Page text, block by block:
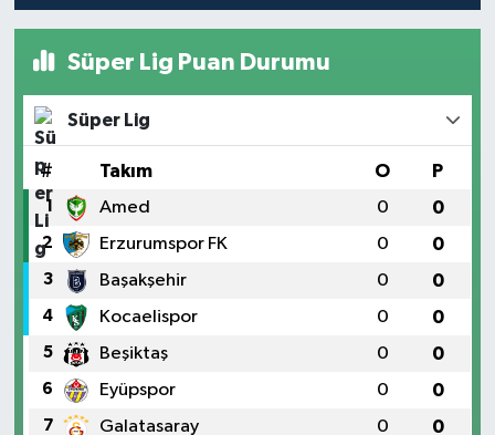
Süper Lig Puan Durumu
Süper Lig
# Takım O P
1 Amed 0 0
2 Erzurumspor FK 0 0
3 Başakşehir 0 0
4 Kocaelispor 0 0
5 Beşiktaş 0 0
6 Eyüpspor 0 0
7 Galatasaray 0 0